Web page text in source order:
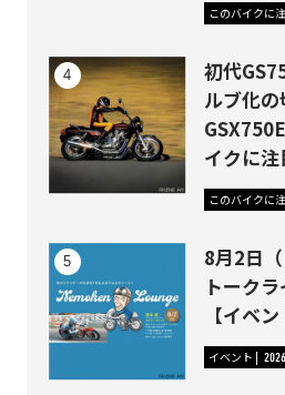
このバイクに
初代
ルブ化
イクに注
このバイクに
8月2日
トーク
【イベン
イベント